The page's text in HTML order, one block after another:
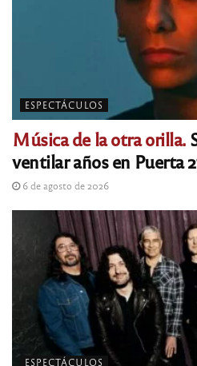
ESPECTÁCULOS
Música de la otra orilla.
ventilar años en Puerta
6 de agosto de 2026
ESPECTÁCULOS